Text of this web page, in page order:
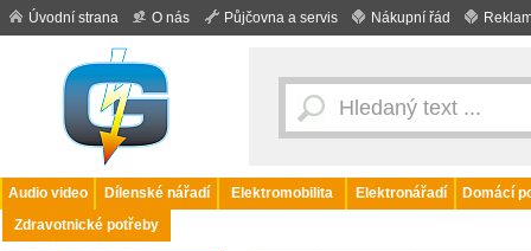
Úvodní strana O nás Půjčovna a servis Nákupní řád
Audio video Dílenské nářadí Elektromobilita Elektronářadí
Domácí
Zdravotnické potřeby